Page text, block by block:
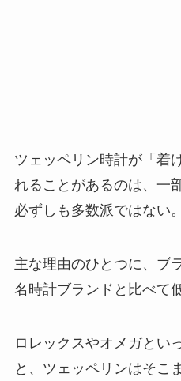
ツェッペリン時計が「着
れることがあるのは、一
必ずしも多数派ではない。
主な理由のひとつに、ブ
名時計ブランドと比べて
ロレックスやオメガとい
と、ツェッペリンはそこ